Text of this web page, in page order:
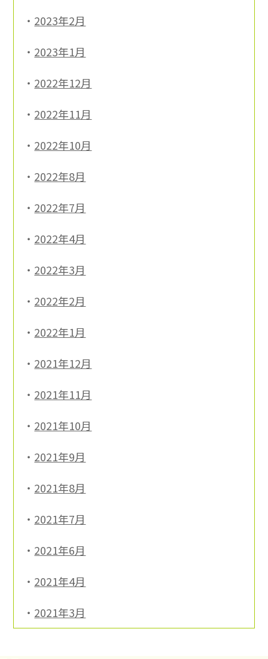
2023年2月
2023年1月
2022年12月
2022年11月
2022年10月
2022年8月
2022年7月
2022年4月
2022年3月
2022年2月
2022年1月
2021年12月
2021年11月
2021年10月
2021年9月
2021年8月
2021年7月
2021年6月
2021年4月
2021年3月